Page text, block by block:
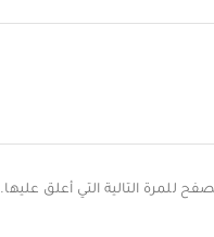
للمرة التالية التي أعلق عليها.